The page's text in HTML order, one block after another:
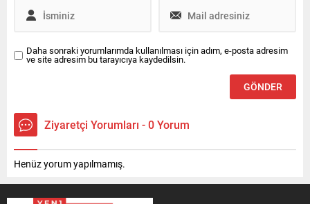
Daha sonraki yorumlarımda kullanılması için adım, e-posta adresim
ve site adresim bu tarayıcıya kaydedilsin.
Ziyaretçi Yorumları - 0 Yorum
Henüz yorum yapılmamış.